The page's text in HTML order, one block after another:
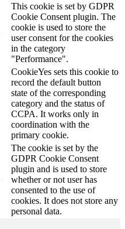
This cookie is set by GDPR
Cookie Consent plugin. The
cookie is used to store the
user consent for the cookies
in the category
"Performance".
CookieYes sets this cookie to
record the default button
state of the corresponding
category and the status of
CCPA. It works only in
coordination with the
primary cookie.
The cookie is set by the
GDPR Cookie Consent
plugin and is used to store
whether or not user has
consented to the use of
cookies. It does not store any
personal data.